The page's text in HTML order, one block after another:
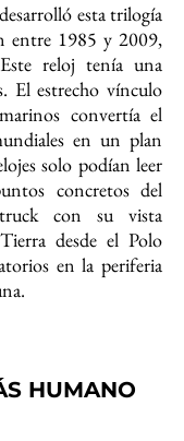
esta trilogía
entre 1985 y 2009,
reloj tenía una
El estrecho vínculo
convertía el
en un plan
solo podían leer
concretos del
con su vista
desde el Polo
en la periferia
HUMANO